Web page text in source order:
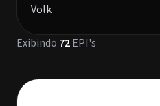
Volk
Exibindo 72EPI's